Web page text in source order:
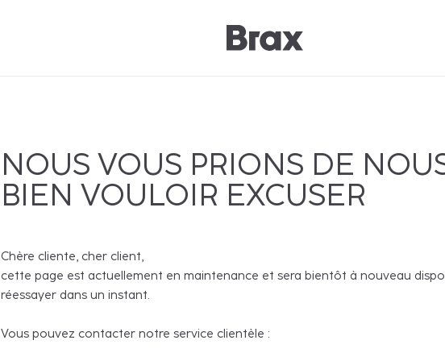
NOUS VOUS PRIONS DE
BIEN VOULOIR EXCUSER
Chère cliente, cher client,
cette page est actuellement en maintenance et sera bientôt à nouveau
réessayer dans un instant.
Vous pouvez contacter notre service clientèle :